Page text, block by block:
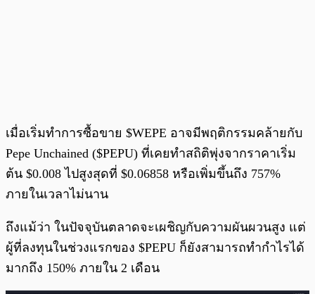
เมื่อเริ่มทำการซื้อขาย $WEPE อาจมีพฤติกรรมคล้ายกับ
Pepe Unchained ($PEPU) ที่เคยทำสถิติพุ่งจากราคาเริ่ม
ต้น $0.008 ไปสูงสุดที่ $0.06858 หรือเพิ่มขึ้นถึง 757%
ภายในเวลาไม่นาน
ถึงแม้ว่า ในปัจจุบันตลาดจะเผชิญกับความผันผวนสูง แต่
ผู้ที่ลงทุนในช่วงแรกของ $PEPU ก็ยังสามารถทำกำไรได้
มากถึง 150% ภายใน 2 เดือน